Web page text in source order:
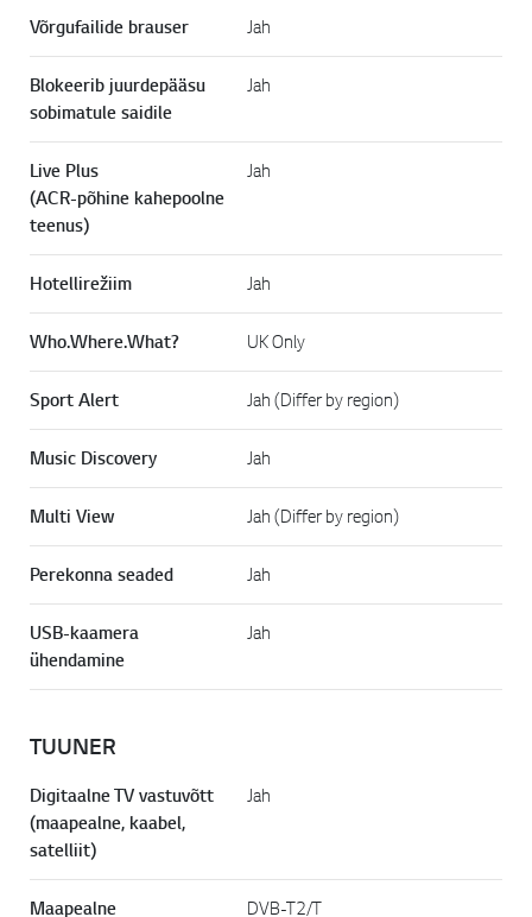
Võrgufailide brauser Jah
Blokeerib juurdepääsu
sobimatule saidile
Jah
Live Plus
(ACR-põhine kahepoolne
teenus)
Jah
Hotellirežiim Jah
Who.Where.What? UK Only
Sport Alert Jah (Differ by region)
Music Discovery Jah
Multi View Jah (Differ by region)
Perekonna seaded Jah
USB-kaamera
ühendamine
Jah
TUUNER
Digitaalne TV vastuvõtt
(maapealne, kaabel,
satelliit)
Jah
Maapealne DVB-T2/T